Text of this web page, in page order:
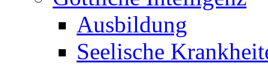
Ausbildung
Seelische